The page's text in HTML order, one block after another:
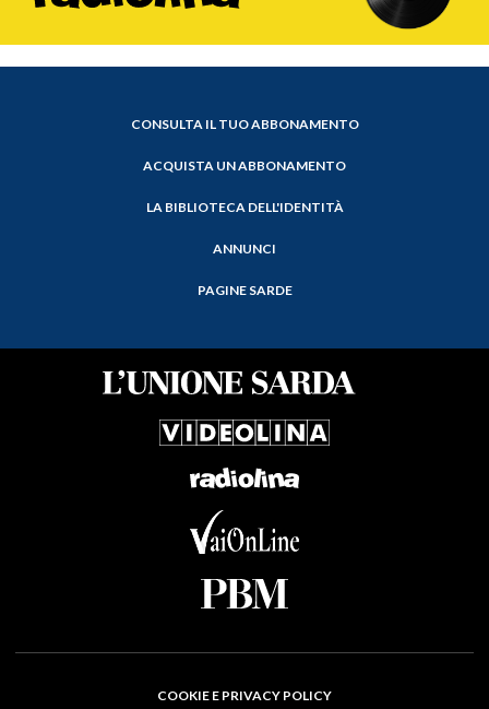
CONSULTA IL TUO ABBONAMENTO
ACQUISTA UN ABBONAMENTO
LA BIBLIOTECA DELL'IDENTITÀ
ANNUNCI
PAGINE SARDE
COOKIE E PRIVACY POLICY